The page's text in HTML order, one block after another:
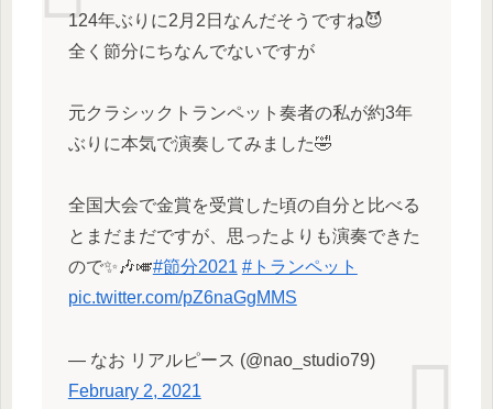
124年ぶりに2月2日なんだそうですね😈
全く節分にちなんでないですが
元クラシックトランペット奏者の私が約3年
ぶりに本気で演奏してみました🤣
全国大会で金賞を受賞した頃の自分と比べる
とまだまだですが、思ったよりも演奏できた
ので✨🎶🎺#節分2021 #トランペット
pic.twitter.com/pZ6naGgMMS
— なお リアルピース (@nao_studio79)
February 2, 2021